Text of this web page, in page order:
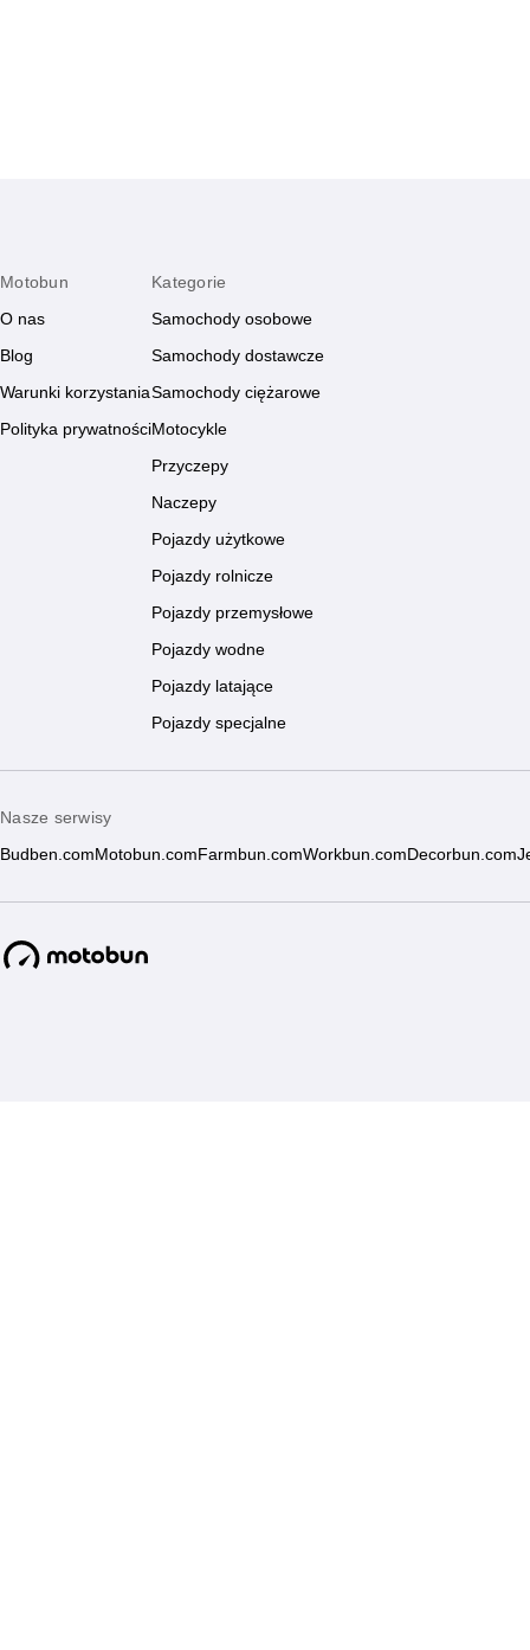
Motobun
O nas
Blog
Warunki korzystania
Polityka prywatności
Kategorie
Samochody osobowe
Samochody dostawcze
Samochody ciężarowe
Motocykle
Przyczepy
Naczepy
Pojazdy użytkowe
Pojazdy rolnicze
Pojazdy przemysłowe
Pojazdy wodne
Pojazdy latające
Pojazdy specjalne
Nasze serwisy
Budben.com Motobun.com Farmbun.comWorkbun.com Decorbun.com